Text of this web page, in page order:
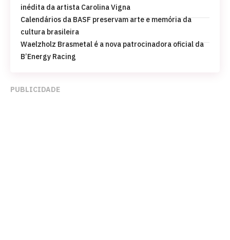
inédita da artista Carolina Vigna
Calendários da BASF preservam arte e memória da
cultura brasileira
Waelzholz Brasmetal é a nova patrocinadora oficial da
B’Energy Racing
PUBLICIDADE